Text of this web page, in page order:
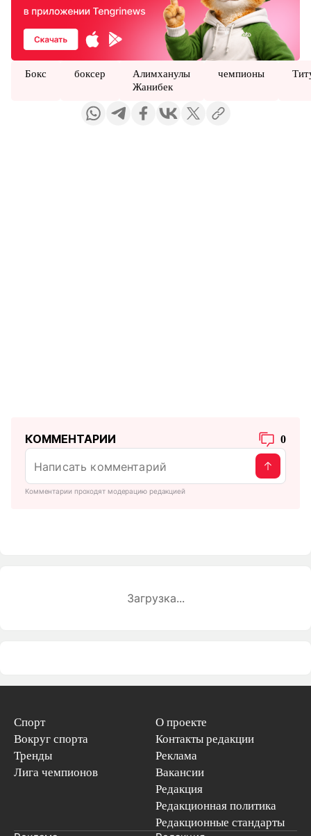
Бокс боксер
Алимханулы
Жанибек
чемпионы
КОММЕНТАРИИ 0
Комментарии проходят модерацию редакцией
Загрузка...
Спорт
Вокруг спорта
Тренды
Лига чемпионов
О проекте
Контакты редакции
Реклама
Вакансии
Редакция
Редакционная политика
Редакционные стандарты